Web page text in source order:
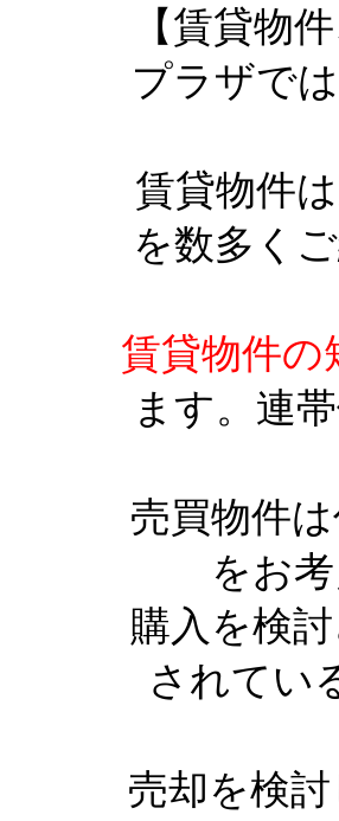
【賃貸物
プラザで
賃貸物件は
を数多く
賃貸物件の
ます。連
売買物件
をお
購入を検
されてい
売却を検